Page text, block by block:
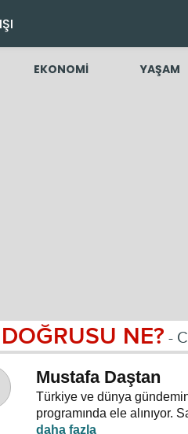
EKONOMİ YAŞAM
DOĞRUSU NE? -
Mustafa Daştan
Türkiye ve dünya
programında ele alınıyor.
temposunda gözden kaçan